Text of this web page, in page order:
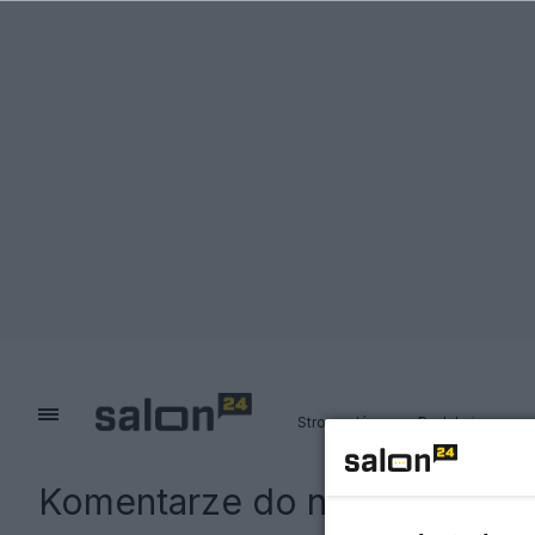
Strona główna Redakcja
Komentarze do notki: